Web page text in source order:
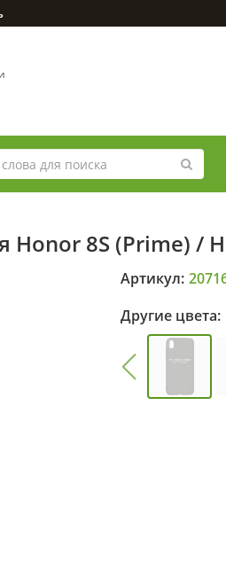
8S (Prime) /
Артикул:
Другие цвета: